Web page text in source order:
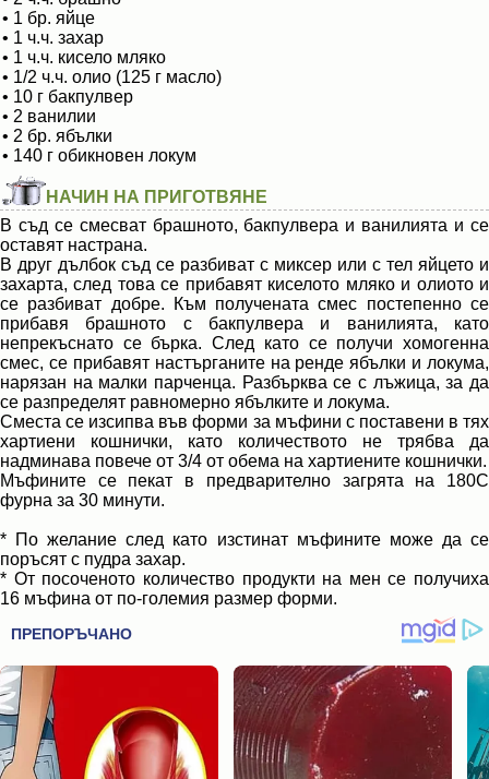
• 1 бр. яйце
• 1 ч.ч. захар
• 1 ч.ч. кисело мляко
• 1/2 ч.ч. олио (125 г масло)
• 10 г бакпулвер
• 2 ванилии
• 2 бр. ябълки
• 140 г обикновен локум
НАЧИН НА ПРИГОТВЯНЕ
В съд се смесват брашното, бакпулвера и ванилията и се
оставят настрана.
В друг дълбок съд се разбиват с миксер или с тел яйцето и
захарта, след това се прибавят киселото мляко и олиото и
се разбиват добре. Към получената смес постепенно се
прибавя брашното с бакпулвера и ванилията, като
непрекъснато се бърка. След като се получи хомогенна
смес, се прибавят настърганите на ренде ябълки и локума,
нарязан на малки парченца. Разбърква се с лъжица, за да
се разпределят равномерно ябълките и локума.
Сместа се изсипва във форми за мъфини с поставени в тях
хартиени кошнички, като количеството не трябва да
надминава повече от 3/4 от обема на хартиените кошнички.
Мъфините се пекат в предварително загрята на 180С
фурна за 30 минути.
* По желание след като изстинат мъфините може да се
поръсят с пудра захар.
* От посоченото количество продукти на мен се получиха
16 мъфина от по-големия размер форми.